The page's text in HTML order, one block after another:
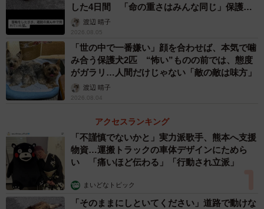
した4日間 「命の重さはみんな同じ」保護団
体代表の訴え
渡辺 晴子
2026.08.05
「世の中で一番嫌い」顔を合わせば、本気で噛
み合う保護犬2匹 “怖い”ものの前では、態度
がガラリ…人間だけじゃない「敵の敵は味方」
渡辺 晴子
2026.08.04
アクセスランキング
「不謹慎でないかと」実力派歌手、熊本へ支援
物資…運搬トラックの車体デザインにためら
い 「痛いほど伝わる」「行動され立派」
まいどなトピック
「そのままにしといてください」道路で動けな